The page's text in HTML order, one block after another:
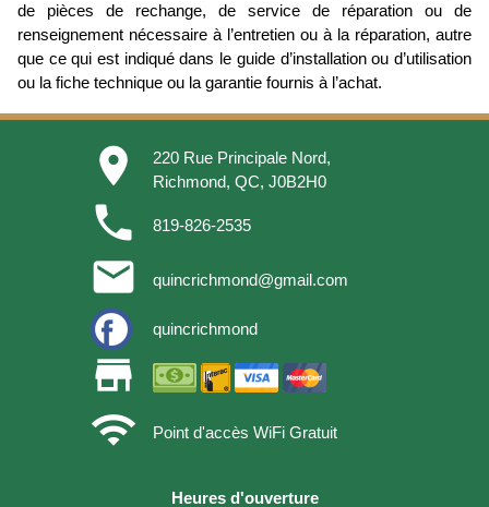
de pièces de rechange, de service de réparation ou de
renseignement nécessaire à l’entretien ou à la réparation, autre
que ce qui est indiqué dans le guide d’installation ou d’utilisation
ou la fiche technique ou la garantie fournis à l’achat.
place
220 Rue Principale Nord,
Richmond, QC, J0B2H0
phone 819-826-2535
email quincrichmond@gmail.com
quincrichmond
store
wifi
Point d'accès WiFi Gratuit
Heures d'ouverture